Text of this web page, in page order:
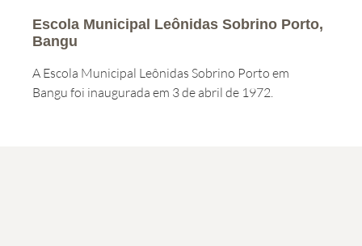
Escola Municipal Leônidas Sobrino Porto,
Bangu
A Escola Municipal Leônidas Sobrino Porto em
Bangu foi inaugurada em 3 de abril de 1972.